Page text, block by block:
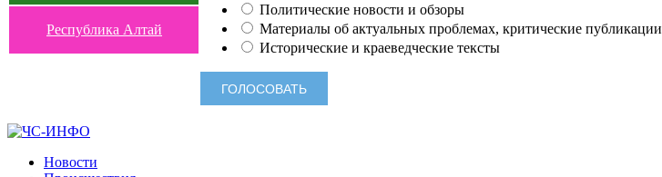
Республика Алтай
Политические новости и обзоры
Материалы об актуальных проблемах, критические публикации
Исторические и краеведческие тексты
Новости